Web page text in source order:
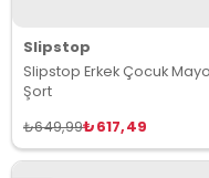
Slipstop
Slipstop Erkek Çocuk Mayo
Şort
₺617,49
₺649,99